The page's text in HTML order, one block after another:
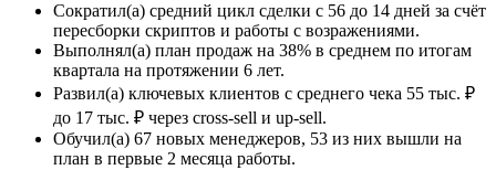
Сократил(а) средний цикл сделки с 56 до 14 дней за счёт
пересборки скриптов и работы с возражениями.
Выполнял(а) план продаж на 38% в среднем по итогам
квартала на протяжении 6 лет.
Развил(а) ключевых клиентов с среднего чека 55 тыс. ₽
до 17 тыс. ₽ через cross-sell и up-sell.
Обучил(а) 67 новых менеджеров, 53 из них вышли на
план в первые 2 месяца работы.